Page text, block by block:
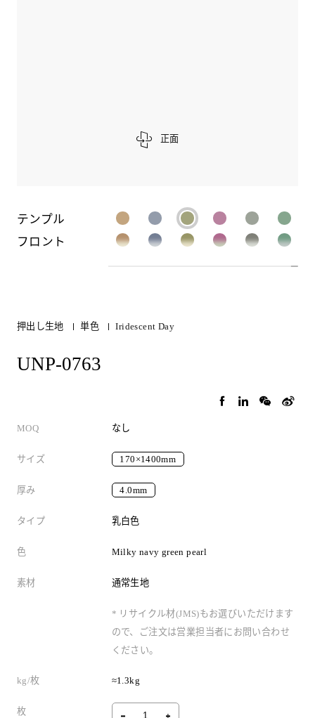
正面
テンプル
フロント
押出し生地 単色 Iridescent Day
UNP-0763
MOQ なし
サイズ 170×1400mm
厚み 4.0mm
タイプ 乳白色
色 Milky navy green pearl
素材 通常生地
* リサイクル材(JMS)もお選びいただけます
ので、ご注文は営業担当者にお問い合わせ
ください。
kg/枚 ≈1.3kg
枚